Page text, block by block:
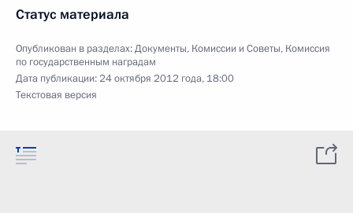
Статус материала
Опубликован в разделах:Документы, Комиссии и Советы, Комиссия
по государственным наградам
Дата публикации:24 октября 2012 года, 18:00
Текстовая версия